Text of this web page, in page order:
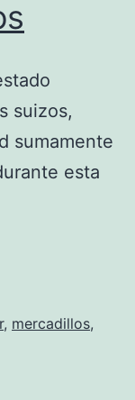
suizos,
sumamente
esta
, mercadillos,